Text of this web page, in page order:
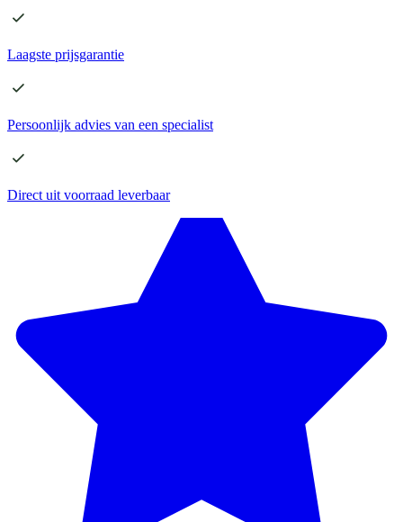
Laagste prijsgarantie
Persoonlijk advies van een specialist
Direct uit voorraad leverbaar